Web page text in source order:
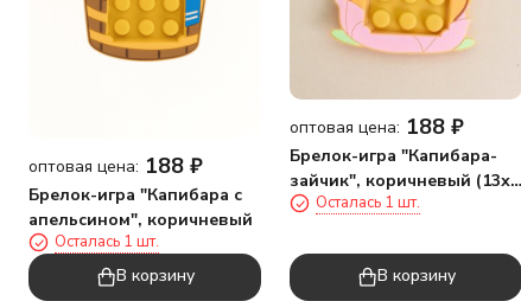
оптовая цена: 188 ₽
Брелок-игра "Капибара с
апельсином", коричневый
Осталась 1 шт.
В корзину
оптовая цена: 188 ₽
Брелок-игра "Капибара-
зайчик", коричневый (13х7
см) Осталась 1 шт.
В корзину